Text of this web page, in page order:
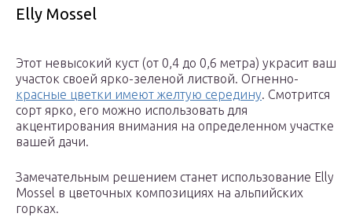
Elly Mossel
Этот невысокий куст (от 0,4 до 0,6 метра) украсит ваш
участок своей ярко-зеленой листвой. Огненно-
красные цветки имеют желтую середину. Смотрится
сорт ярко, его можно использовать для
акцентирования внимания на определенном участке
вашей дачи.
Замечательным решением станет использование Elly
Mossel в цветочных композициях на альпийских
горках.